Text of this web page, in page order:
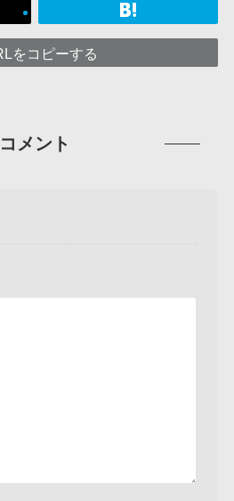
をコピーする
コメント